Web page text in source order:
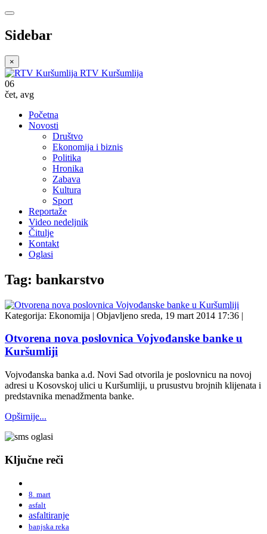
Sidebar
×
RTV Kuršumlija
06
čet, avg
Početna
Novosti
Društvo
Ekonomija i biznis
Politika
Hronika
Zabava
Kultura
Sport
Reportaže
Video nedeljnik
Čitulje
Kontakt
Oglasi
Tag: bankarstvo
Kategorija: Ekonomija | Objavljeno sreda, 19 mart 2014 17:36 |
Otvorena nova poslovnica Vojvođanske banke u
Kuršumliji
Vojvođanska banka a.d. Novi Sad otvorila je poslovnicu na novoj
adresi u Kosovskoj ulici u Kuršumliji, u prusustvu brojnih klijenata i
predstavnika menadžmenta banke.
Opširnije...
Ključne reči
8. mart
asfalt
asfaltiranje
banjska reka